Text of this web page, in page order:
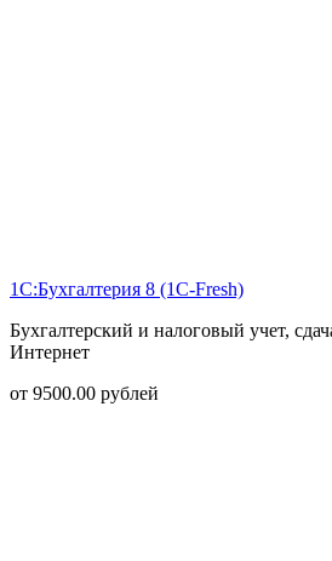
1С:Бухгалтерия 8 (1С-Fresh)
Бухгалтерский и налоговый учет,
Интернет
от 9500.00 рублей